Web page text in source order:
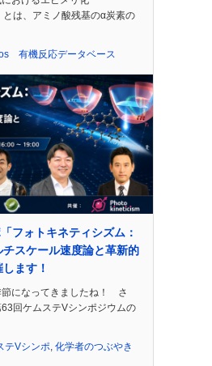
とは、アミノ酸残基のα炭素の
有機反応データベース
フォトキネティシズム：
スケール速度論と革新的
ます！
節になってきましたね！ さ
回ケムステVシンポジウムの
テVシンポ 化学者のつぶやき